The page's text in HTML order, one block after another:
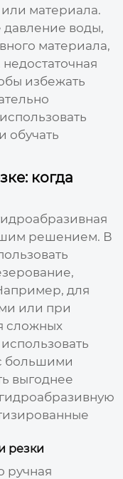
материала.
воды,
материала,
избежать
обучать
когда
решением. В
для
или при
сложных
большими
выгоднее
резки
ручная